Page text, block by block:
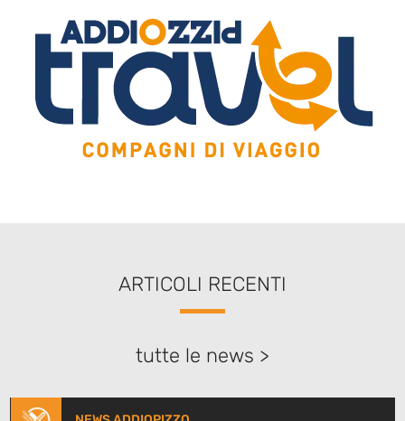
ARTICOLI RECENTI
tutte le news >